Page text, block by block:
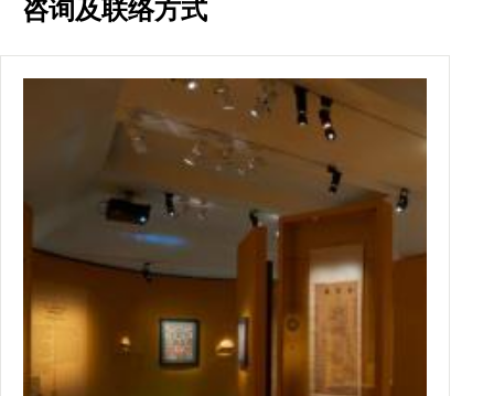
咨询及联络方式